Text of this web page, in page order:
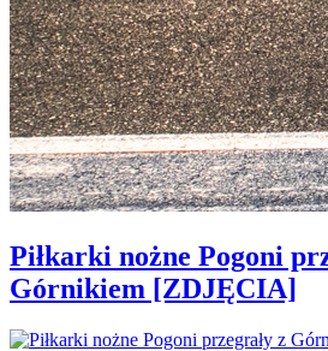
Piłkarki nożne Pogoni
Górnikiem [ZDJĘCIA]